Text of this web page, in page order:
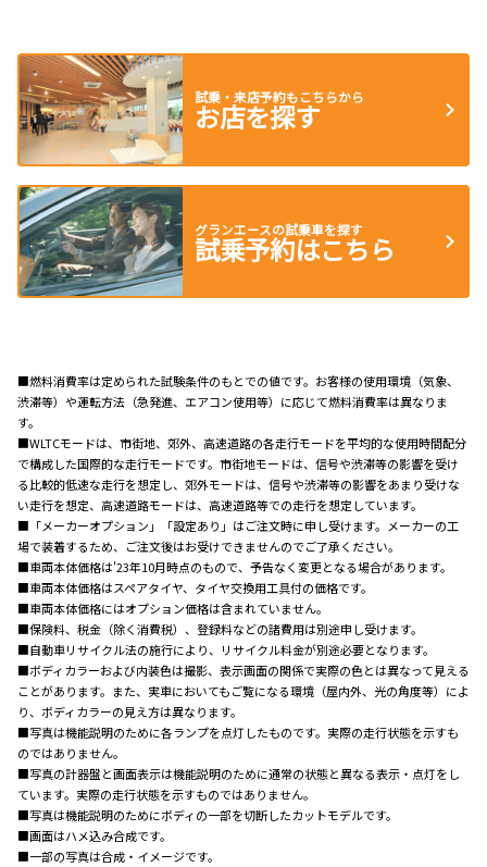
試乗・来店予約もこちらから
お店を探す
グランエースの試乗車を探す
試乗予約はこちら
■燃料消費率は定められた試験条件のもとでの値です。お客様の使用環境（気象、
渋滞等）や運転方法（急発進、エアコン使用等）に応じて燃料消費率は異なりま
す。
■WLTCモードは、市街地、郊外、高速道路の各走行モードを平均的な使用時間配分
で構成した国際的な走行モードです。市街地モードは、信号や渋滞等の影響を受け
る比較的低速な走行を想定し、郊外モードは、信号や渋滞等の影響をあまり受けな
い走行を想定、高速道路モードは、高速道路等での走行を想定しています。
■「メーカーオプション」「設定あり」はご注文時に申し受けます。メーカーの工
場で装着するため、ご注文後はお受けできませんのでご了承ください。
■車両本体価格は'23年10月時点のもので、予告なく変更となる場合があります。
■車両本体価格はスペアタイヤ、タイヤ交換用工具付の価格です。
■車両本体価格にはオプション価格は含まれていません。
■保険料、税金（除く消費税）、登録料などの諸費用は別途申し受けます。
■自動車リサイクル法の施行により、リサイクル料金が別途必要となります。
■ボディカラーおよび内装色は撮影、表示画面の関係で実際の色とは異なって見える
ことがあります。また、実車においてもご覧になる環境（屋内外、光の角度等）によ
り、ボディカラーの見え方は異なります。
■写真は機能説明のために各ランプを点灯したものです。実際の走行状態を示すも
のではありません。
■写真の計器盤と画面表示は機能説明のために通常の状態と異なる表示・点灯をし
ています。実際の走行状態を示すものではありません。
■写真は機能説明のためにボディの一部を切断したカットモデルです。
■画面はハメ込み合成です。
■一部の写真は合成・イメージです。